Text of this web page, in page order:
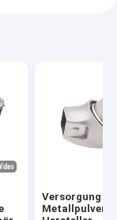
Versorgung